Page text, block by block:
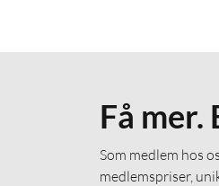
Få mer.
Som medlem hos
medlemspriser,